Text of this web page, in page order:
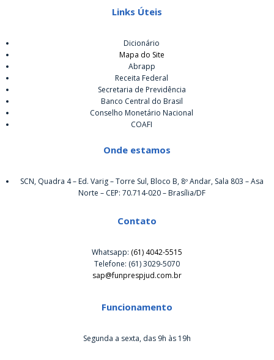
Links Úteis
Dicionário
Mapa do Site
Abrapp
Receita Federal
Secretaria de Previdência
Banco Central do Brasil
Conselho Monetário Nacional
COAFI
Onde estamos
SCN, Quadra 4 – Ed. Varig – Torre Sul, Bloco B, 8º Andar, Sala 803 – Asa
Norte – CEP: 70.714-020 – Brasília/DF
Contato
Whatsapp: (61) 4042-5515
Telefone: (61) 3029-5070
sap@funprespjud.com.br
Funcionamento
Segunda a sexta, das 9h às 19h